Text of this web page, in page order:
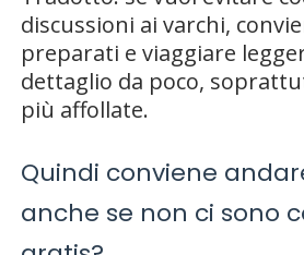
discussioni ai varchi,
preparati e viaggiare
dettaglio da poco,
più affollate.
Quindi conviene
anche se non ci sono